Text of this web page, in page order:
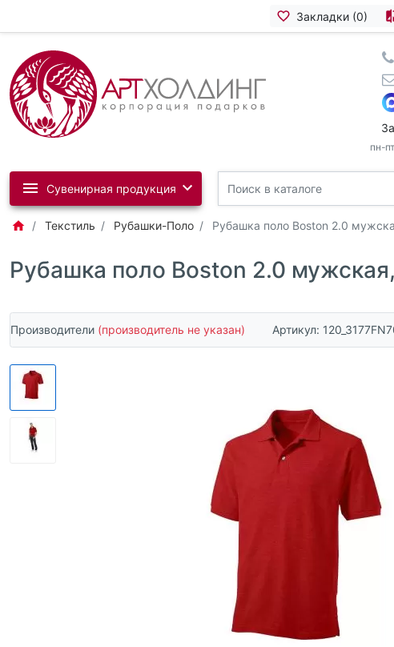
Закладки (0)
пн-
Сувенирная продукция
Текстиль Рубашки-Поло Рубашка поло Boston 2.0
Рубашка поло Boston 2.0
Производители (производитель не указан) Артикул: